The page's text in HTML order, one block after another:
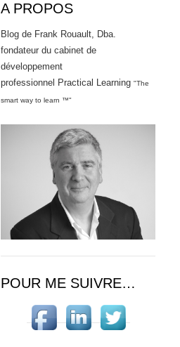
A PROPOS
Blog de Frank Rouault, Dba.
fondateur du cabinet de
développement
professionnel Practical Learning "The
smart way to learn ™"
POUR ME SUIVRE…